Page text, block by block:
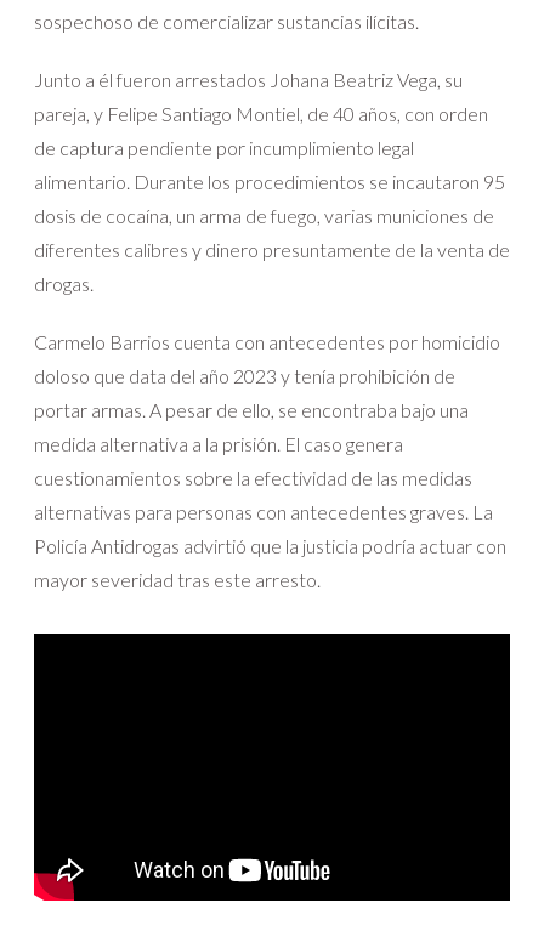
sospechoso de comercializar sustancias ilícitas.
Junto a él fueron arrestados Johana Beatriz Vega, su
pareja, y Felipe Santiago Montiel, de 40 años, con orden
de captura pendiente por incumplimiento legal
alimentario. Durante los procedimientos se incautaron 95
dosis de cocaína, un arma de fuego, varias municiones de
diferentes calibres y dinero presuntamente de la venta de
drogas.
Carmelo Barrios cuenta con antecedentes por homicidio
doloso que data del año 2023 y tenía prohibición de
portar armas. A pesar de ello, se encontraba bajo una
medida alternativa a la prisión. El caso genera
cuestionamientos sobre la efectividad de las medidas
alternativas para personas con antecedentes graves. La
Policía Antidrogas advirtió que la justicia podría actuar con
mayor severidad tras este arresto.